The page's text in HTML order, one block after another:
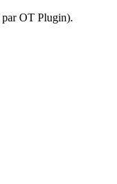
OT Plugin).